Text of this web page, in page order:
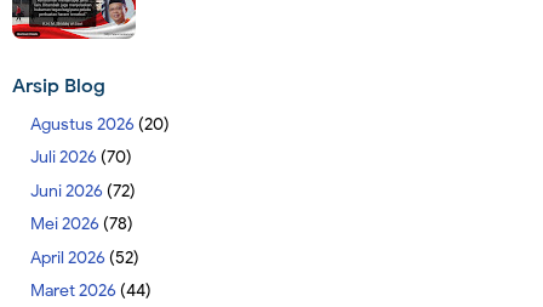
Arsip Blog
Agustus 2026 (20)
Juli 2026 (70)
Juni 2026 (72)
Mei 2026 (78)
April 2026 (52)
Maret 2026 (44)